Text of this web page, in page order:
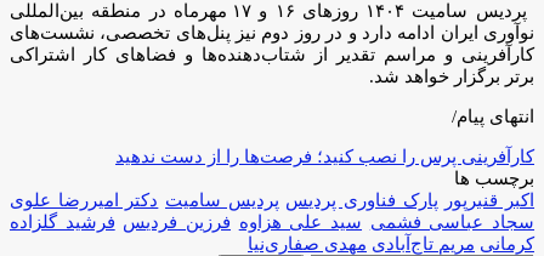
پردیس سامیت ۱۴۰۴ روزهای ۱۶ و ۱۷ مهرماه در منطقه بین‌المللی
نوآوری ایران ادامه دارد و در روز دوم نیز پنل‌های تخصصی، نشست‌های
کارآفرینی و مراسم تقدیر از شتاب‌دهنده‌ها و فضاهای کار اشتراکی
برتر برگزار خواهد شد.
انتهای پیام/
کارآفرینی پرس را نصب کنید؛ فرصت‌ها را از دست ندهید
برچسب ها
اکبر قنبرپور
پارک فناوری پردیس پردیس سامیت دکتر امیررضا علوی
سجاد عباسی فشمی سید علی هزاوه فرزین فردیس فرشید گلزاده
کرمانی مریم تاج‌آبادی مهدی صفاری‌نیا